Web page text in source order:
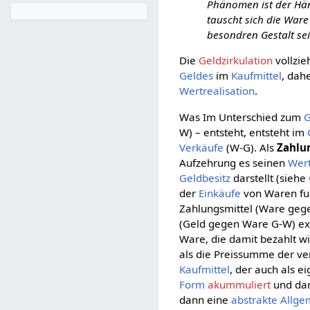
Phänomen ist der
tauscht sich die
besondren Gestalt
Die Geldzirkulation
Geldes im Kaufmittel,
Wertrealisation.
Was Im Unterschied zum
W) – entsteht, entsteht im
Verkäufe (W-G). Als
Aufzehrung es seinen
Geldbesitz darstellt (siehe
der Einkäufe von Waren
Zahlungsmittel (Ware
(Geld gegen Ware G-W)
Ware, die damit bezahlt
als die Preissumme der
Kaufmittel, der auch als
Form akummuliert und
dann eineabstrakte